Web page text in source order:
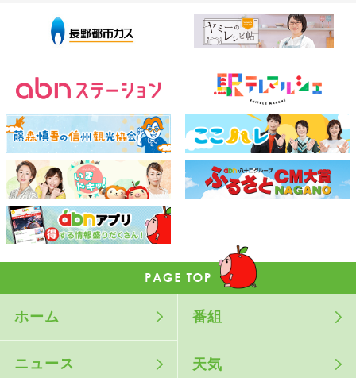
ホーム 番組
ニュース 天気